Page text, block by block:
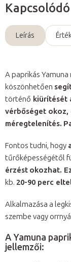
Leírás
A paprikás
köszönhetően
történő kiürítését
vérbőséget okoz,
méregtelenítés.
Fontos tudni, hogy
tűrőképességétől
érzést okozhat.
kb. 20-90 perc
Alkalmazása a
szembe vagy
A Yamuna
jellemzői: